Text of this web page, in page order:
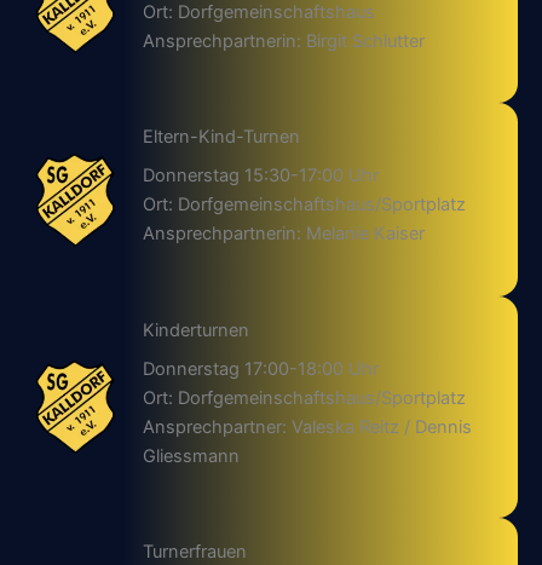
Ort: Dorfgemeinschaftshaus
Ansprechpartnerin: Birgit Schlutter
Eltern-Kind-Turnen
Donnerstag 15:30-17:00 Uhr
Ort: Dorfgemeinschaftshaus/Sportplatz
Ansprechpartnerin: Melanie Kaiser
Kinderturnen
Donnerstag 17:00-18:00 Uhr
Ort: Dorfgemeinschaftshaus/Sportplatz
Ansprechpartner: Valeska Reitz / Dennis
Gliessmann
Turnerfrauen